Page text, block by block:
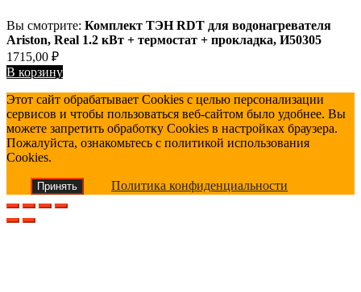
Вы смотрите: Комплект ТЭН RDT для водонагревателя
Ariston, Real 1.2 кВт + термостат + прокладка, И50305
1715,00 ₽
В корзину
Этот сайт обрабатывает Cookies с целью персонализации
сервисов и чтобы пользоваться веб-сайтом было удобнее. Вы
можете запретить обработку Cookies в настройках браузера.
Пожалуйста, ознакомьтесь с политикой использования
Cookies.
Принять Политика конфиденциальности